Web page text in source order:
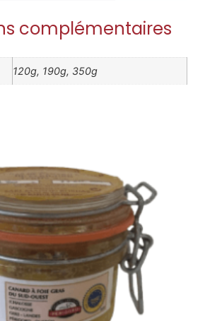
complémentaires
120g, 190g, 350g